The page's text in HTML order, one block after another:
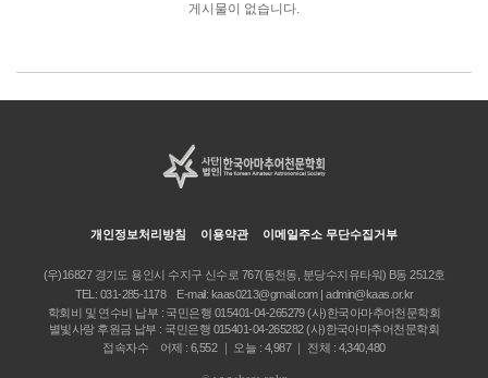
게시물이 없습니다.
개인정보처리방침 이용약관 이메일주소 무단수집거부
(우)16827 경기도 용인시 수지구 신수로 767(동천동, 분당수지유타워) B동 2512호
TEL: 031-285-1178 E-mail: kaas0213@gmail.com | admin@kaas.or.kr
학회비 및 연수비 납부 : 국민은행 015401-04-265279 (사)한국아마추어천문학회
별빛사랑 후원금 납부 : 국민은행 015401-04-265282 (사)한국아마추어천문학회
접속자수 어제 : 6,552 ｜ 오늘 : 4,987 ｜ 전체 : 4,340,480